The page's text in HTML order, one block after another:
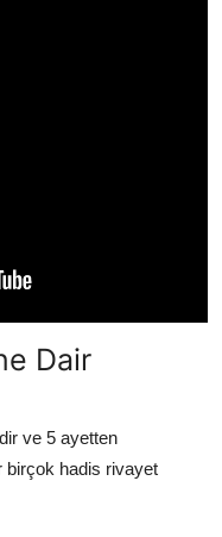
Dair
ve 5 ayetten
birçok hadis rivayet